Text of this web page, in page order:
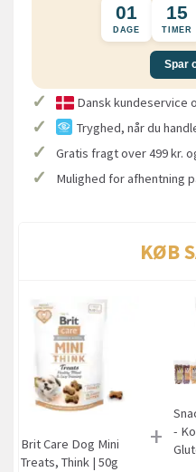
01
DAGE
15
TIMER
Spar
✓ Dansk kundeservice
✓ Tryghed, når du
✓ Gratis fragt over 499 kr.
✓ Mulighed for afhentning
KØB
Brit Care Dog Mini
Treats, Think | 50g
+
-